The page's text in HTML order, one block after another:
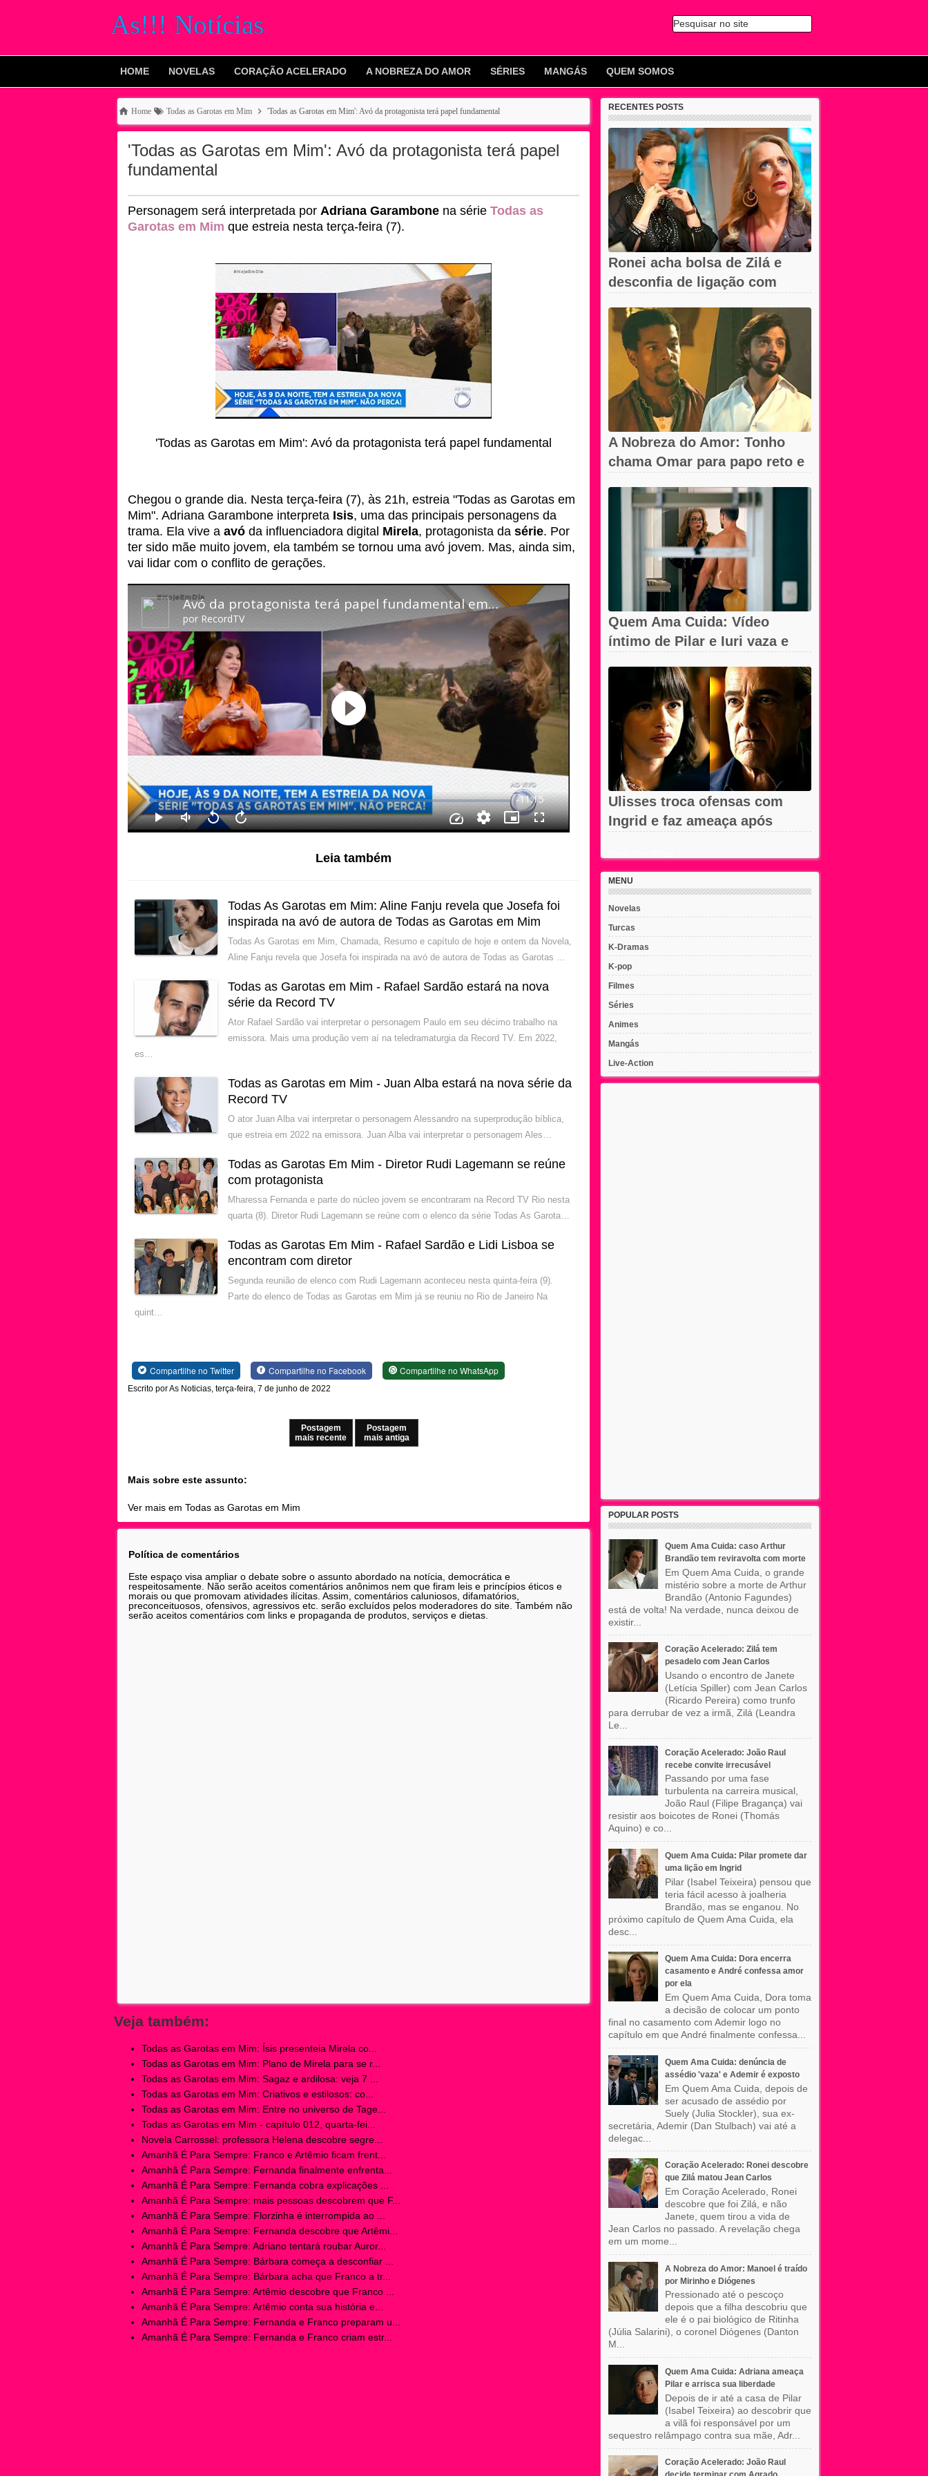
As!!! Notícias Pesquisar no site
HOME NOVELAS CORAÇÃO ACELERADO A NOBREZA DO AMOR SÉRIES MANGÁS QUEM SOMOS
Home Todas as Garotas em Mim 'Todas as Garotas em Mim': Avó da protagonista terá papel fundamental
'Todas as Garotas em Mim': Avó da protagonista terá papel
fundamental
Personagem será interpretada por Adriana Garambone na série Todas as
Garotas em Mim que estreia nesta terça-feira (7).
'Todas as Garotas em Mim': Avó da protagonista terá papel fundamental
Chegou o grande dia. Nesta terça-feira (7), às 21h, estreia "Todas as Garotas em
Mim". Adriana Garambone interpreta Isis, uma das principais personagens da
trama. Ela vive a avó da influenciadora digital Mirela, protagonista da série. Por
ter sido mãe muito jovem, ela também se tornou uma avó jovem. Mas, ainda sim,
vai lidar com o conflito de gerações.
Leia também
Todas As Garotas em Mim: Aline Fanju revela que Josefa foi
inspirada na avó de autora de Todas as Garotas em Mim
Todas As Garotas em Mim, Chamada, Resumo e capítulo de hoje e ontem da Novela,
Aline Fanju revela que Josefa foi inspirada na avó de autora de Todas as Garotas …
Todas as Garotas em Mim - Rafael Sardão estará na nova
série da Record TV
Ator Rafael Sardão vai interpretar o personagem Paulo em seu décimo trabalho na
emissora. Mais uma produção vem aí na teledramaturgia da Record TV. Em 2022,
es…
Todas as Garotas em Mim - Juan Alba estará na nova série da
Record TV
O ator Juan Alba vai interpretar o personagem Alessandro na superprodução bíblica,
que estreia em 2022 na emissora. Juan Alba vai interpretar o personagem Ales…
Todas as Garotas Em Mim - Diretor Rudi Lagemann se reúne
com protagonista
Mharessa Fernanda e parte do núcleo jovem se encontraram na Record TV Rio nesta
quarta (8). Diretor Rudi Lagemann se reúne com o elenco da série Todas As Garota…
Todas as Garotas Em Mim - Rafael Sardão e Lidi Lisboa se
encontram com diretor
Segunda reunião de elenco com Rudi Lagemann aconteceu nesta quinta-feira (9).
Parte do elenco de Todas as Garotas em Mim já se reuniu no Rio de Janeiro Na
quint…
Compartilhe no Twitter Compartilhe no Facebook Compartilhe no WhatsApp
Escrito por As Noticias, terça-feira, 7 de junho de 2022
Postagem
mais recente
Postagem
mais antiga
Mais sobre este assunto:
Ver mais em Todas as Garotas em Mim
Política de comentários
Este espaço visa ampliar o debate sobre o assunto abordado na notícia, democrática e
respeitosamente. Não serão aceitos comentários anônimos nem que firam leis e princípios éticos e
morais ou que promovam atividades ilícitas. Assim, comentários caluniosos, difamatórios,
preconceituosos, ofensivos, agressivos etc. serão excluídos pelos moderadores do site. Também não
serão aceitos comentários com links e propaganda de produtos, serviços e dietas.
Veja também:
Todas as Garotas em Mim: Ísis presenteia Mirela co...
Todas as Garotas em Mim: Plano de Mirela para se r...
Todas as Garotas em Mim: Sagaz e ardilosa: veja 7 ...
Todas as Garotas em Mim: Criativos e estilosos: co...
Todas as Garotas em Mim: Entre no universo de Tage...
Todas as Garotas em Mim - capítulo 012, quarta-fei...
Novela Carrossel: professora Helena descobre segre...
Amanhã É Para Sempre: Franco e Artêmio ficam frent...
Amanhã É Para Sempre: Fernanda finalmente enfrenta...
Amanhã É Para Sempre: Fernanda cobra explicações ...
Amanhã É Para Sempre: mais pessoas descobrem que F...
Amanhã É Para Sempre: Florzinha é interrompida ao ...
Amanhã É Para Sempre: Fernanda descobre que Artêmi...
Amanhã É Para Sempre: Adriano tentará roubar Auror...
Amanhã É Para Sempre: Bárbara começa a desconfiar ...
Amanhã É Para Sempre: Bárbara acha que Franco a tr...
Amanhã É Para Sempre: Artêmio descobre que Franco ...
Amanhã É Para Sempre: Artêmio conta sua história e...
Amanhã É Para Sempre: Fernanda e Franco preparam u...
Amanhã É Para Sempre: Fernanda e Franco criam estr...
RECENTES POSTS
Ronei acha bolsa de Zilá e
desconfia de ligação com
A Nobreza do Amor: Tonho
chama Omar para papo reto e
Quem Ama Cuida: Vídeo
íntimo de Pilar e Iuri vaza e
Ulisses troca ofensas com
Ingrid e faz ameaça após
MENU
Novelas
Turcas
K-Dramas
K-pop
Filmes
Séries
Animes
Mangás
Live-Action
POPULAR POSTS
Quem Ama Cuida: caso Arthur
Brandão tem reviravolta com morte
Em Quem Ama Cuida, o grande
mistério sobre a morte de Arthur
Brandão (Antonio Fagundes)
está de volta! Na verdade, nunca deixou de
existir...
Coração Acelerado: Zilá tem
pesadelo com Jean Carlos
Usando o encontro de Janete
(Letícia Spiller) com Jean Carlos
(Ricardo Pereira) como trunfo
para derrubar de vez a irmã, Zilá (Leandra
Le...
Coração Acelerado: João Raul
recebe convite irrecusável
Passando por uma fase
turbulenta na carreira musical,
João Raul (Filipe Bragança) vai
resistir aos boicotes de Ronei (Thomás
Aquino) e co...
Quem Ama Cuida: Pilar promete dar
uma lição em Ingrid
Pilar (Isabel Teixeira) pensou que
teria fácil acesso à joalheria
Brandão, mas se enganou. No
próximo capítulo de Quem Ama Cuida, ela
desc...
Quem Ama Cuida: Dora encerra
casamento e André confessa amor
por ela
Em Quem Ama Cuida, Dora toma
a decisão de colocar um ponto
final no casamento com Ademir logo no
capítulo em que André finalmente confessa...
Quem Ama Cuida: denúncia de
assédio 'vaza' e Ademir é exposto
Em Quem Ama Cuida, depois de
ser acusado de assédio por
Suely (Julia Stockler), sua ex-
secretária, Ademir (Dan Stulbach) vai até a
delegac...
Coração Acelerado: Ronei descobre
que Zilá matou Jean Carlos
Em Coração Acelerado, Ronei
descobre que foi Zilá, e não
Janete, quem tirou a vida de
Jean Carlos no passado. A revelação chega
em um mome...
A Nobreza do Amor: Manoel é traído
por Mirinho e Diógenes
Pressionado até o pescoço
depois que a filha descobriu que
ele é o pai biológico de Ritinha
(Júlia Salarini), o coronel Diógenes (Danton
M...
Quem Ama Cuida: Adriana ameaça
Pilar e arrisca sua liberdade
Depois de ir até a casa de Pilar
(Isabel Teixeira) ao descobrir que
a vilã foi responsável por um
sequestro relâmpago contra sua mãe, Adr...
Coração Acelerado: João Raul